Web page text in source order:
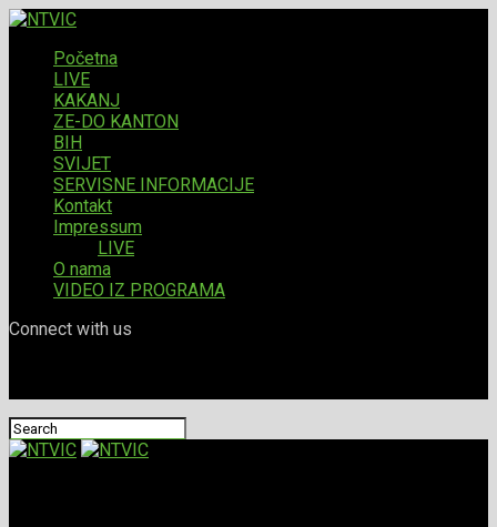
Početna
LIVE
KAKANJ
ZE-DO KANTON
BIH
SVIJET
SERVISNE INFORMACIJE
Kontakt
Impressum
LIVE
O nama
VIDEO IZ PROGRAMA
Connect with us